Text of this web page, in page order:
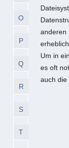
O
P
Q
R
S
T
anderen
Um in
es oft
auch die